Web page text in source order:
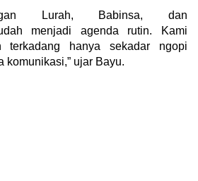
Lurah, Babinsa, dan
menjadi agenda rutin. Kami
terkadang hanya sekadar ngopi
komunikasi,” ujar Bayu.